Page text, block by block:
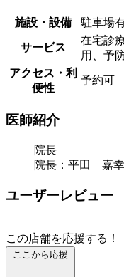
施設・設備 駐車場
サービス
在宅診
用、予
アクセス・利
便性
予約可
医師紹介
院長
院長：平田 嘉幸
ユーザーレビュー
この店舗を応援する！
ここから応援